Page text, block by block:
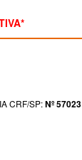
CRF/SP:Nº 57023